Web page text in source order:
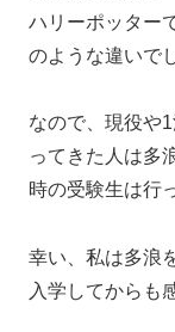
ハリーポッター
のような違いで
なので、現役や
ってきた人は多
時の受験生は行
幸い、私は多浪
入学してからも